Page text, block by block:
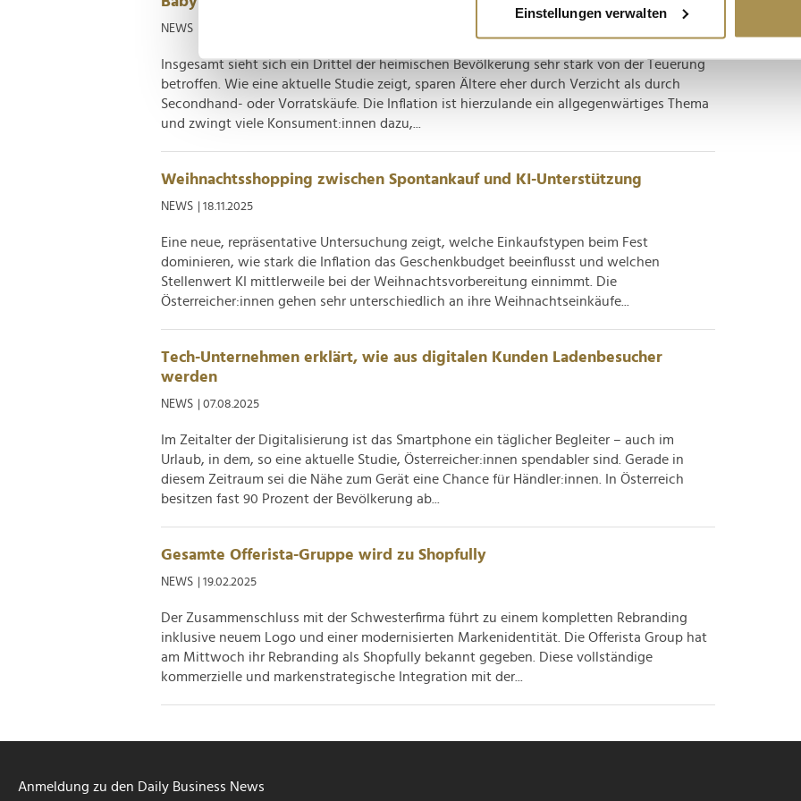
Erfahren Sie mehr darüber, wie Ihre persönlichen Daten verarbeitet werden, und legen Sie
Wir verwenden Cookies, um Inhalte und Anzeigen zu personalisieren, Funktionen für soziale
und die Zugriffe auf unsere Website zu analysieren. Außerdem geben wir Informationen zu
Website an unsere Partner für soziale Medien, Werbung und Analysen weiter. Unsere Partner
möglicherweise mit weiteren Daten zusammen, die Sie ihnen bereitgestellt haben oder die
der Dienste gesammelt haben.
Einstellungen verwalten
NEWS
Insgesamt sieht sich ein Drittel der heimischen Bevölkerung sehr stark von der Teuerung
betroffen. Wie eine aktuelle Studie zeigt, sparen Ältere eher durch Verzicht als durch
Secondhand- oder Vorratskäufe. Die Inflation ist hierzulande ein allgegenwärtiges Thema
und zwingt viele Konsument:innen dazu,...
Weihnachtsshopping zwischen Spontankauf und KI-Unterstützung
NEWS | 18.11.2025
Eine neue, repräsentative Untersuchung zeigt, welche Einkaufstypen beim Fest
dominieren, wie stark die Inflation das Geschenkbudget beeinflusst und welchen
Stellenwert KI mittlerweile bei der Weihnachtsvorbereitung einnimmt. Die
Österreicher:innen gehen sehr unterschiedlich an ihre Weihnachtseinkäufe...
Tech-Unternehmen erklärt, wie aus digitalen Kunden Ladenbesucher
werden
NEWS | 07.08.2025
Im Zeitalter der Digitalisierung ist das Smartphone ein täglicher Begleiter – auch im
Urlaub, in dem, so eine aktuelle Studie, Österreicher:innen spendabler sind. Gerade in
diesem Zeitraum sei die Nähe zum Gerät eine Chance für Händler:innen. In Österreich
besitzen fast 90 Prozent der Bevölkerung ab...
Gesamte Offerista-Gruppe wird zu Shopfully
NEWS | 19.02.2025
Der Zusammenschluss mit der Schwesterfirma führt zu einem kompletten Rebranding
inklusive neuem Logo und einer modernisierten Markenidentität. Die Offerista Group hat
am Mittwoch ihr Rebranding als Shopfully bekannt gegeben. Diese vollständige
kommerzielle und markenstrategische Integration mit der...
Anmeldung zu den Daily Business News